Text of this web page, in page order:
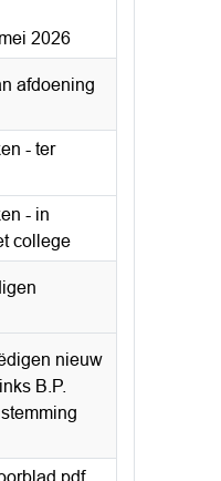
2026
afdoening
- ter
- in
college
nieuw
B.P.